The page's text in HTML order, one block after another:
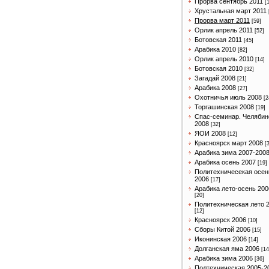
Хрустальная март 2011
Прорва март 2011 [59]
Орлик апрель 2011 [52]
Ботовская 2011 [45]
Арабика 2010 [82]
Орлик апрель 2010 [14]
Ботовская 2010 [32]
Загадай 2008 [21]
Арабика 2008 [27]
Охотничья июль 2008
Торгашинская 2008 [19]
Спас-семинар.
2008 [32]
ЯОИ 2008 [12]
Красноярск март 2008
Арабика зима 2007-2008
Арабика осень 2007 [19]
Политехничесекая
2006 [17]
Арабика лето-осень
[20]
Политехническая лето
[12]
Красноярск 2006 [10]
Сборы Китой 2006 [15]
Иконинская 2006 [14]
Долганская яма 2006 [14]
Арабика зима 2006 [36]